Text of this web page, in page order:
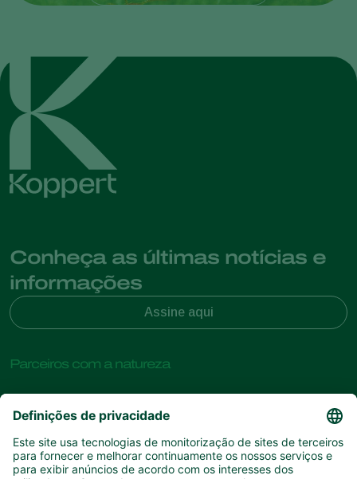
Conheça as últimas notícias e
informações
Assine aqui
Parceiros com a natureza
Insectos predadores
Vespas Parasitoides
Nemátodes benéficos
Sobre a Koppert
Sobre a Koppert
Centro de informações
Links de Interesse